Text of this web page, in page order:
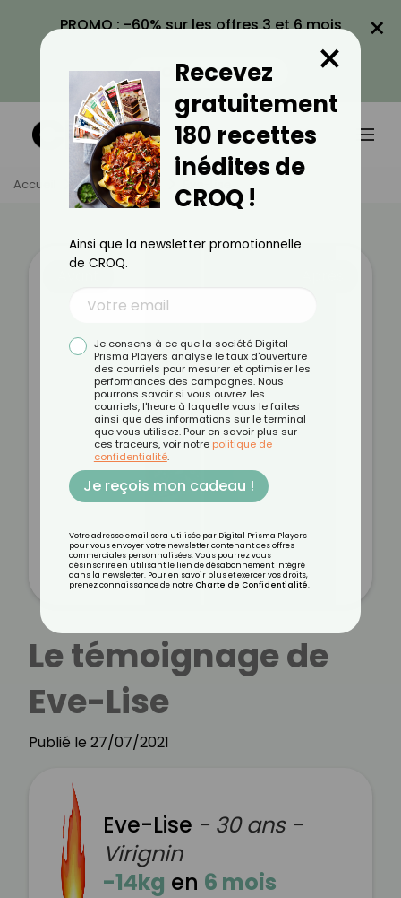
PROMO : -60% sur les offres 3 et 6 mois
VOIR LA PROMO
×
Accueil Témoignages
Le témoignage de
Eve-Lise
Publié le 27/07/2021
Eve-Lise - 30 ans -
Virignin
-14kg en 6 mois
Recevez
gratuitement
180 recettes
inédites de
CROQ !
×
Ainsi que la newsletter promotionnelle
de CROQ.
Je consens à ce que la société Digital
Prisma Players analyse le taux d'ouverture
des courriels pour mesurer et optimiser les
performances des campagnes. Nous
pourrons savoir si vous ouvrez les
courriels, l'heure à laquelle vous le faites
ainsi que des informations sur le terminal
que vous utilisez. Pour en savoir plus sur
ces traceurs, voir notre politique de
confidentialité.
Je reçois mon cadeau !
Votre adresse email sera utilisée par Digital Prisma Players
pour vous envoyer votre newsletter contenant des offres
commerciales personnalisées. Vous pourrez vous
désinscrire en utilisant le lien de désabonnement intégré
dans la newsletter. Pour en savoir plus et exercer vos droits,
prenez connaissance de notre Charte de Confidentialité.